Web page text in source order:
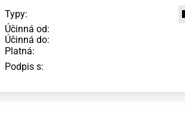
Typy:
Účinná od:
Účinná do:
Platná:
Podpis s: